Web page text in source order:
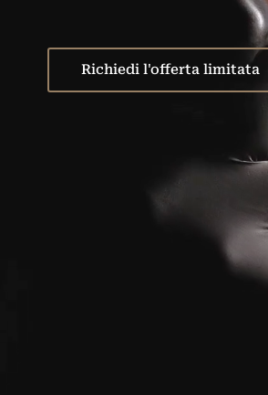
Richiedi l'offerta limitata